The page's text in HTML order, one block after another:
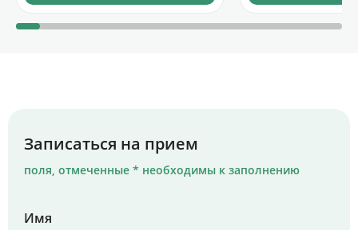
Записаться на прием
поля, отмеченные * необходимы к заполнению
Имя